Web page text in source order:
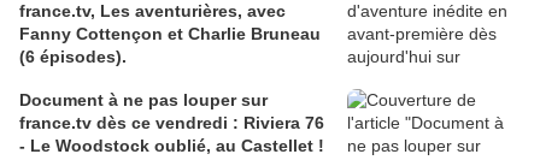
france.tv, Les aventurières, avec
Fanny Cottençon et Charlie Bruneau
(6 épisodes).
Document à ne pas louper sur
france.tv dès ce vendredi : Riviera 76
- Le Woodstock oublié, au Castellet !